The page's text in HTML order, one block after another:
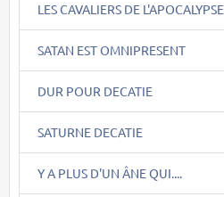
LES CAVALIERS DE L'APOCALYPSE
SATAN EST OMNIPRESENT
DUR POUR DECATIE
SATURNE DECATIE
Y A PLUS D'UN ÂNE QUI....